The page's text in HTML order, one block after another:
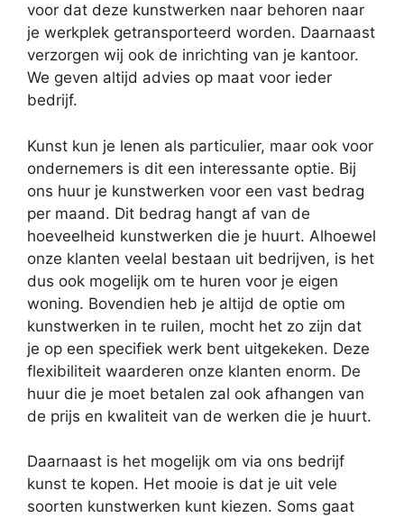
voor dat deze kunstwerken naar behoren naar
je werkplek getransporteerd worden. Daarnaast
verzorgen wij ook de inrichting van je kantoor.
We geven altijd advies op maat voor ieder
bedrijf.
Kunst kun je lenen als particulier, maar ook voor
ondernemers is dit een interessante optie. Bij
ons huur je kunstwerken voor een vast bedrag
per maand. Dit bedrag hangt af van de
hoeveelheid kunstwerken die je huurt. Alhoewel
onze klanten veelal bestaan uit bedrijven, is het
dus ook mogelijk om te huren voor je eigen
woning. Bovendien heb je altijd de optie om
kunstwerken in te ruilen, mocht het zo zijn dat
je op een specifiek werk bent uitgekeken. Deze
flexibiliteit waarderen onze klanten enorm. De
huur die je moet betalen zal ook afhangen van
de prijs en kwaliteit van de werken die je huurt.
Daarnaast is het mogelijk om via ons bedrijf
kunst te kopen. Het mooie is dat je uit vele
soorten kunstwerken kunt kiezen. Soms gaat